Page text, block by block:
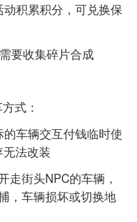
积累积分，可兑换保
要收集碎片合成
式：
车辆交互付钱临时使
法改装
街头NPC的车辆，
，车辆损坏或切换地